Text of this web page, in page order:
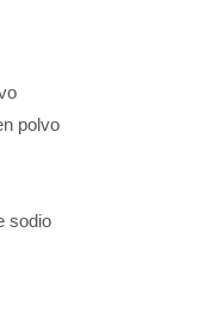
polvo
sodio